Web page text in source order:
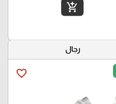
add_shopping_cart
رجال
favorite_border